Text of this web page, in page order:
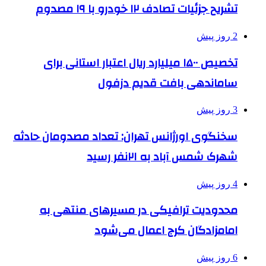
تشریح جزئیات تصادف ۱۲ خودرو با ۱۹ مصدوم
2 روز پیش
تخصیص ۱۵۰۰ میلیارد ریال اعتبار استانی برای
ساماندهی بافت قدیم دزفول
3 روز پیش
سخنگوی اورژانس تهران: تعداد مصدومان حادثه
شهرک شمس آباد به ۲۱نفر رسید
4 روز پیش
محدودیت ترافیکی در مسیرهای منتهی به
امامزادگان کرج اعمال می‌شود
6 روز پیش